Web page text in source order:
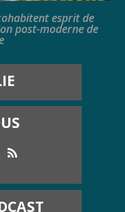
esprit de
post-moderne de